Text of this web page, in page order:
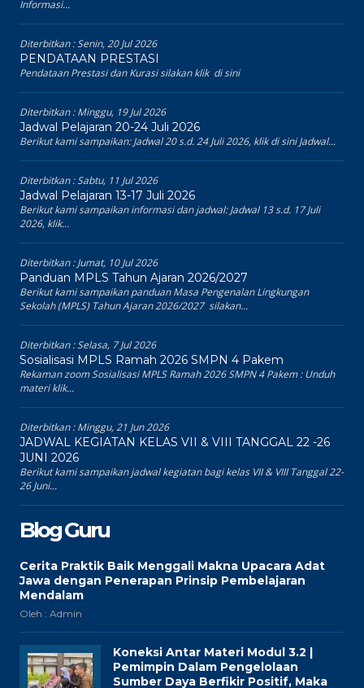
Informasi...
Diterbitkan :Senin, 20 Jul 2026
PENDATAAN PRESTASI
Pendataan Prestasi dan Kurasi silakan klik di sini
Diterbitkan :Minggu, 19 Jul 2026
Jadwal Pelajaran 20-24 Juli 2026
Berikut kami sampaikan: Jadwal 20 s.d. 24 Juli 2026, klik di sini Jadwal...
Diterbitkan :Sabtu, 11 Jul 2026
Jadwal Pelajaran 13-17 Juli 2026
Berikut kami sampaikan informasi dan jadwal: Jadwal 13 s.d. 17 Juli
2026, klik...
Diterbitkan :Jumat, 10 Jul 2026
Panduan MPLS Tahun Ajaran 2026/2027
Berikut kami sampaikan panduan Masa Pengenalan Lingkungan
Sekolah (MPLS) Tahun Ajaran 2026/2027 silakan...
Diterbitkan :Selasa, 7 Jul 2026
Sosialisasi MPLS Ramah 2026 SMPN 4 Pakem
Rekaman zoom Sosialisasi MPLS Ramah 2026 SMPN 4 Pakem : Unduh
materi klik...
Diterbitkan :Minggu, 21 Jun 2026
JADWAL KEGIATAN KELAS VII & VIII TANGGAL 22 -26
JUNI 2026
Berikut kami sampaikan jadwal kegiatan bagi kelas VII & VIII Tanggal 22-
26 Juni...
Blog Guru
Cerita Praktik Baik Menggali Makna Upacara Adat
Jawa dengan Penerapan Prinsip Pembelajaran
Mendalam
Oleh : Admin
Koneksi Antar Materi Modul 3.2 |
Pemimpin Dalam Pengelolaan
Sumber Daya Berfikir Positif, Maka